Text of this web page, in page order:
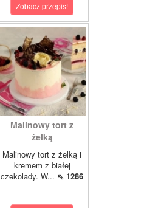
Zobacz przepis!
Malinowy tort z
żelką
Malinowy tort z żelką i
kremem z białej
czekolady. W... ⇖ 1286